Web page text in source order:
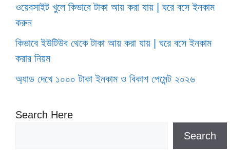
ওয়েবসাইট খুলে কিভাবে টাকা আয় করা যায় | ঘরে বসে ইনকাম
করুন
কিভাবে ইউটিউব থেকে টাকা আয় করা যায় | ঘরে বসে ইনকাম
করার নিয়ম
অ্যাড দেখে ১০০০ টাকা ইনকাম ও বিকাশ পেমেন্ট ২০২৬
Search Here
Search